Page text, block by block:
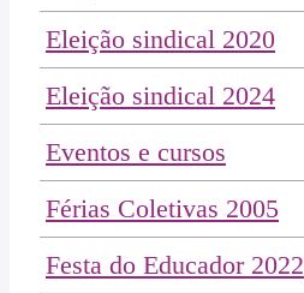
Eleição sindical 2020
Eleição sindical 2024
Eventos e cursos
Férias Coletivas 2005
Festa do Educador 2022